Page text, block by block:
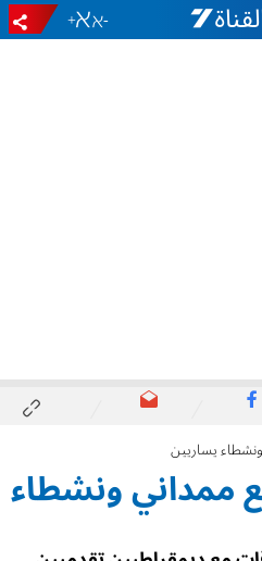
-
+
يساريين
ممداني ونشطاء